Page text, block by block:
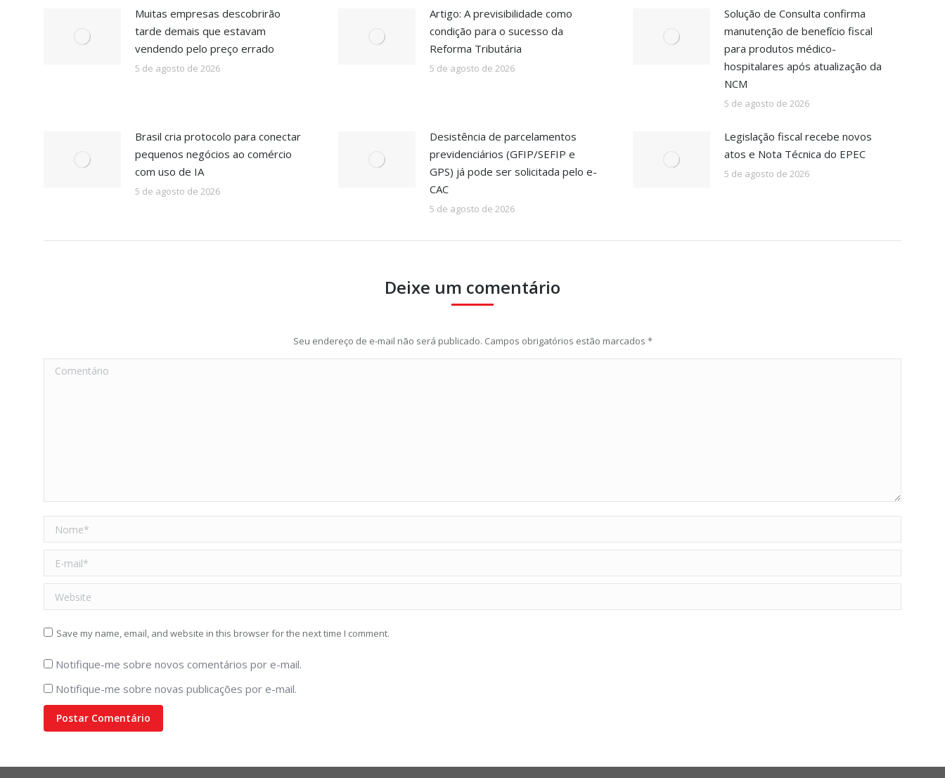
Muitas empresas descobrirão
tarde demais que estavam
vendendo pelo preço errado
5 de agosto de 2026
Artigo: A previsibilidade como
condição para o sucesso da
Reforma Tributária
5 de agosto de 2026
Solução de Consulta confirma
manutenção de benefício fiscal
para produtos médico-
hospitalares após atualização da
NCM
5 de agosto de 2026
Brasil cria protocolo para conectar
pequenos negócios ao comércio
com uso de IA
5 de agosto de 2026
Desistência de parcelamentos
previdenciários (GFIP/SEFIP e
GPS) já pode ser solicitada pelo e-
CAC
5 de agosto de 2026
Legislação fiscal recebe novos
atos e Nota Técnica do EPEC
5 de agosto de 2026
Deixe um comentário
Seu endereço de e-mail não será publicado. Campos obrigatórios estão marcados *
Comentário
Nome *
E-mail *
Website
Save my name, email, and website in this browser for the next time I comment.
Notifique-me sobre novos comentários por e-mail.
Notifique-me sobre novas publicações por e-mail.
Postar Comentário